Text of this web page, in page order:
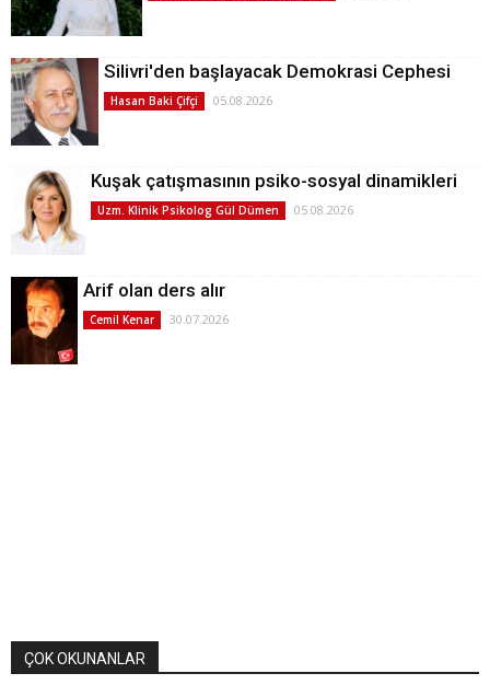
Silivri'den başlayacak Demokrasi Cephesi
Hasan Baki Çifçi 05.08.2026
Kuşak çatışmasının psiko-sosyal dinamikleri
Uzm. Klinik Psikolog Gül Dümen 05.08.2026
Arif olan ders alır
Cemil Kenar 30.07.2026
ÇOK OKUNANLAR